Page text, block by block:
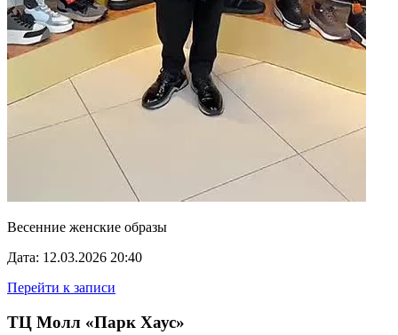
Весенние женские образы
Дата: 12.03.2026 20:40
Перейти к записи
ТЦ Молл «Парк Хаус»